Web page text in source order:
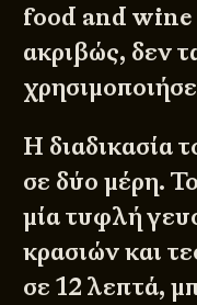
food and
ακριβώς, δεν
Η διαδικασία
σε δύο μέρη.
μία τυφλή
κρασιών και
σε 12 λεπτά,